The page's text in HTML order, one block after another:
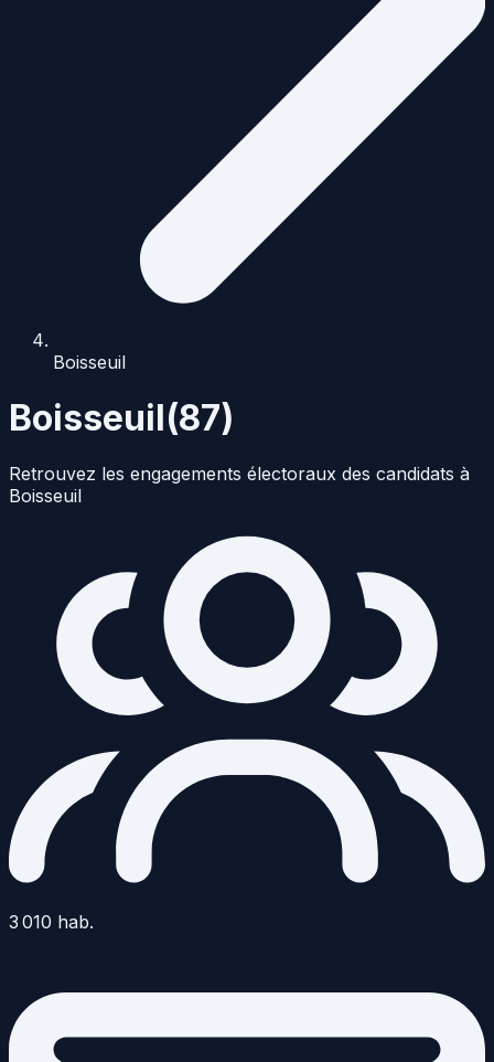
Boisseuil
Boisseuil(87)
Retrouvez les engagements électoraux des candidats à
Boisseuil
3 010 hab.